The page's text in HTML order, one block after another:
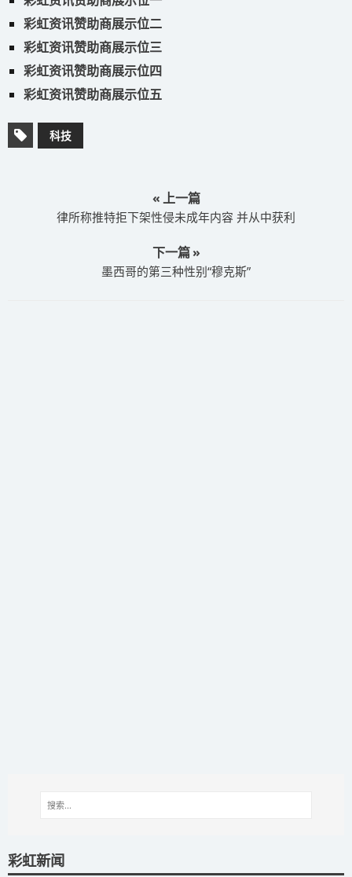
彩虹资讯赞助商展示位二
彩虹资讯赞助商展示位三
彩虹资讯赞助商展示位四
彩虹资讯赞助商展示位五
科技
« 上一篇
律所称推特拒下架性侵未成年内容 并从中获利
下一篇 »
墨西哥的第三种性别“穆克斯”
彩虹新闻